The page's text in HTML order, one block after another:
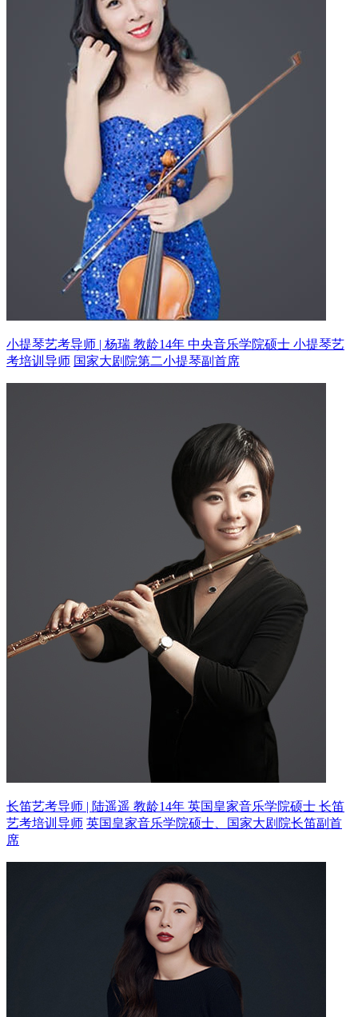
小提琴艺考导师 | 杨瑞 教龄14年 中央音乐学院硕士 小提琴艺
考培训导师 国家大剧院第二小提琴副首席
长笛艺考导师 | 陆遥遥 教龄14年 英国皇家音乐学院硕士 长笛
艺考培训导师 英国皇家音乐学院硕士、国家大剧院长笛副首
席